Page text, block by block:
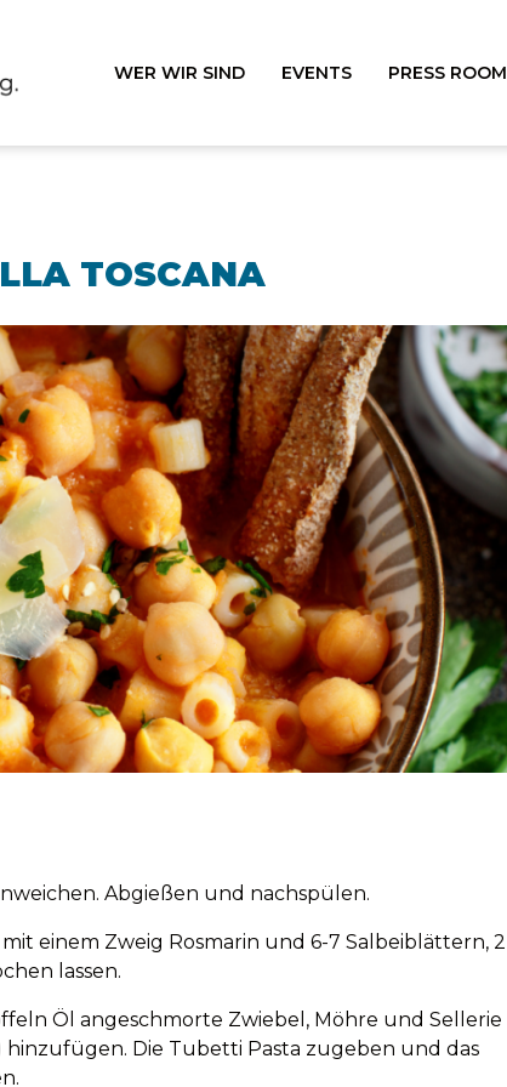
WER WIR SIND EVENTS PRESS ROOM
TOSCANA
Abgießen und nachspülen.
einem Zweig Rosmarin und 6-7 Salbeiblättern, 2
lassen.
Öl angeschmorte Zwiebel, Möhre und Sellerie
hinzufügen. Die Tubetti Pasta zugeben und das